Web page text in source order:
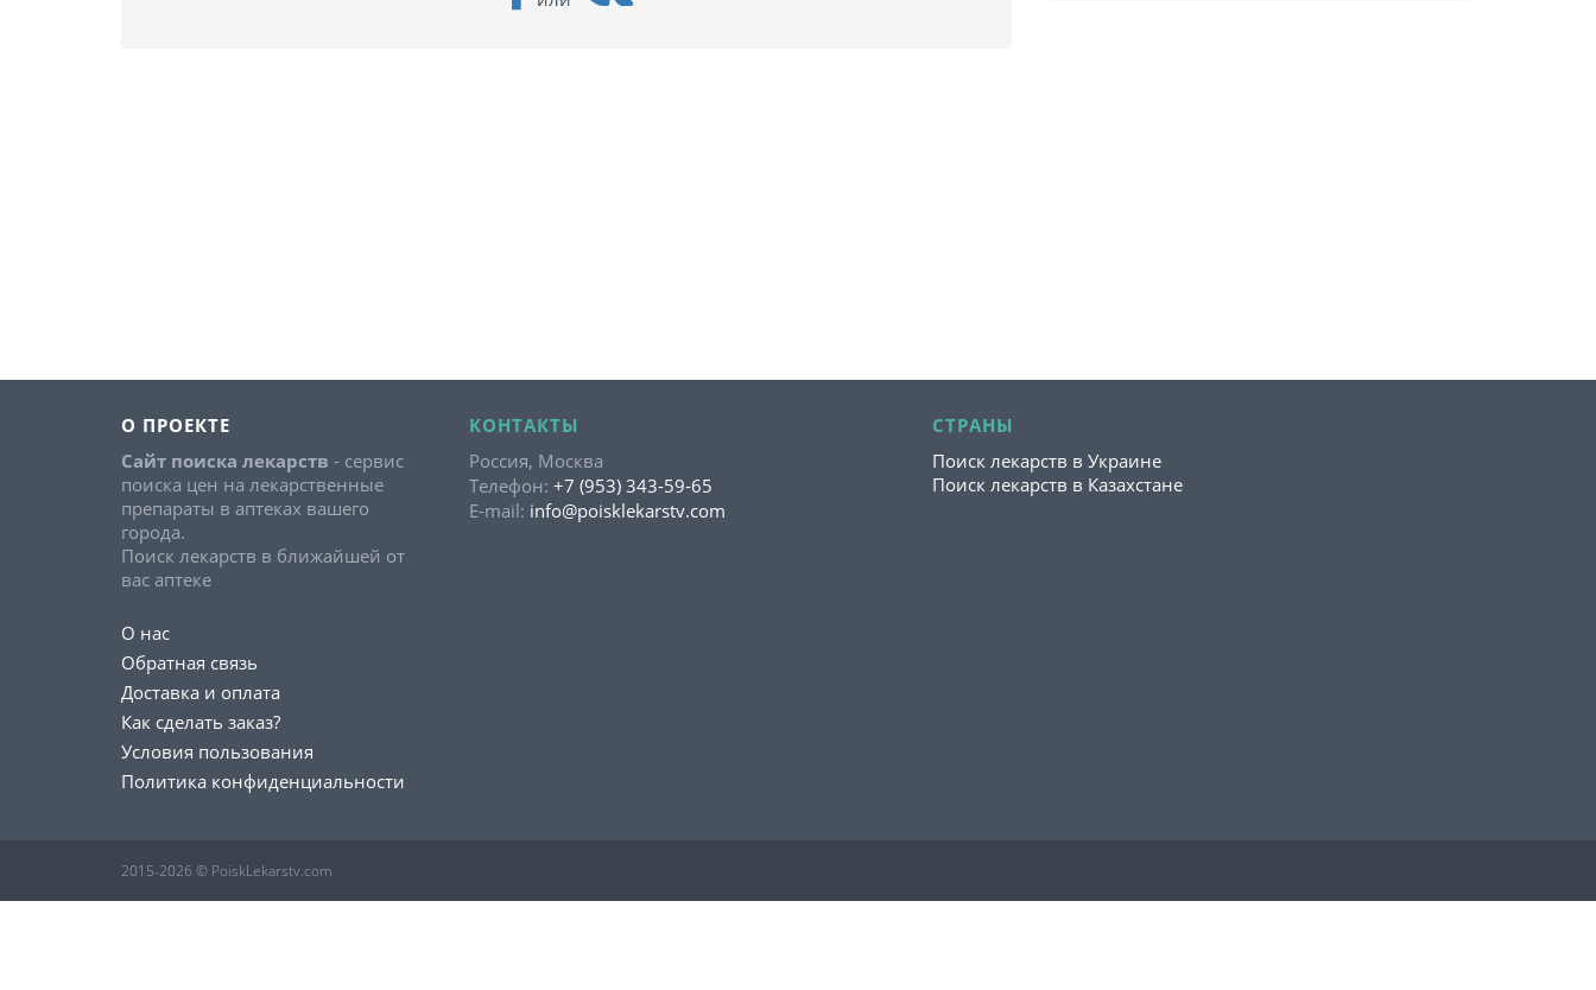
О ПРОЕКТЕ
Сайт поиска лекарств - сервис
поиска цен на лекарственные
препараты в аптеках вашего
города.
Поиск лекарств в ближайшей от
вас аптеке
О нас
Обратная связь
Доставка и оплата
Как сделать заказ?
Условия пользования
Политика конфиденциальности
КОНТАКТЫ
Россия, Москва
Телефон: +7 (953) 343-59-65
E-mail: info@poisklekarstv.com
СТРАНЫ
Поиск лекарств в Украине
Поиск лекарств в Казахстане
2015-2026 © PoiskLekarstv.com